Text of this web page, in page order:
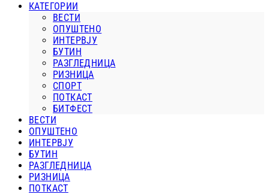
КАТЕГОРИИ
ВЕСТИ
ОПУШТЕНО
ИНТЕРВЈУ
БУТИН
РАЗГЛЕДНИЦА
РИЗНИЦА
СПОРТ
ПОТКАСТ
БИТФЕСТ
ВЕСТИ
ОПУШТЕНО
ИНТЕРВЈУ
БУТИН
РАЗГЛЕДНИЦА
РИЗНИЦА
ПОТКАСТ